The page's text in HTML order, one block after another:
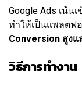
Google Ads เน้น
ทำให้เป็นแพลตฟ
Conversion สูง
วิธีการทำงาน